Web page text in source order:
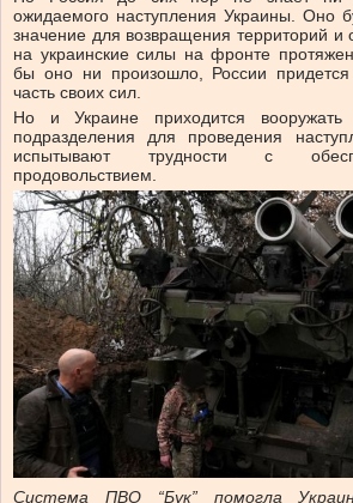
ожидаемого наступления Украины. Оно
значение для возвращения территорий и
на украинские силы на фронте
бы оно ни произошло, России придется
часть своих сил.
Но и Украине приходится
подразделения для проведения
испытывают трудности с
продовольствием.
Система ПВО “Бук” помогла